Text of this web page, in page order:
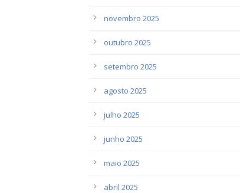
novembro 2025
outubro 2025
setembro 2025
agosto 2025
julho 2025
junho 2025
maio 2025
abril 2025